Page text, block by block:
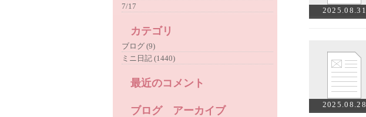
2025.08.31
2025.08.28
7/17
カテゴリ
ブログ (9)
ミニ日記 (1440)
最近のコメント
ブログ アーカイブ